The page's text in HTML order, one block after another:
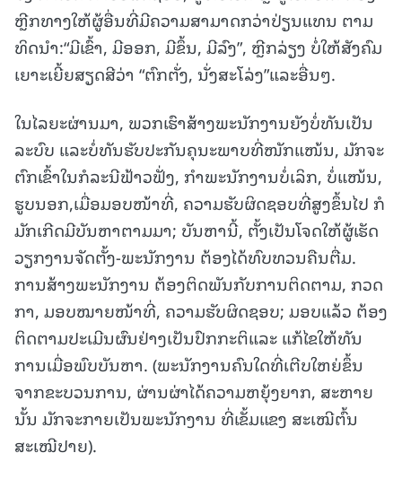
ຫຼີກທາງໃຫ້ຜູ້ອື່ນທີ່ມີຄວາມສາມາດກວ່າປ່ຽນແທນ ຕາມ
ທິດນໍາ:“ມີເຂົ້າ, ມີອອກ, ມີຂຶ້ນ, ມີລົງ”, ຫຼີກລ່ຽງ ບໍ່ໃຫ້ສັງຄົມ
ເຍາະເຍີ້ຍສຽດສີວ່າ “ຕົກຕັ່ງ, ນັ່ງສະໂລ່ງ”ແລະອື່ນໆ.
ໃນໄລຍະຜ່ານມາ, ພວກເຮົາສ້າງພະນັກງານຍັງບໍ່ທັນເປັນ
ລະບົບ ແລະບໍ່ທັນຮັບປະກັນຄຸນະພາບທີ່ໜັກແໜ້ນ, ມັກຈະ
ຕົກເຂົ້າໃນກໍລະນີຟ້າວຟັ່ງ, ກໍາພະນັກງານບໍ່ເລິກ, ບໍ່ແໜ້ນ,
ຮູບນອກ,ເມື່ອມອບໜ້າທີ່, ຄວາມຮັບຜິດຊອບທີ່ສູງຂຶ້ນໄປ ກໍ
ມັກເກີດມີບັນຫາຕາມມາ; ບັນຫານີ້, ຕັ້ງເປັນໂຈດໃຫ້ຜູ້ເຮັດ
ວຽກງານຈັດຕັ້ງ-ພະນັກງານ ຕ້ອງໄດ້ທົບທວນຄືນຕື່ມ.
ການສ້າງພະນັກງານ ຕ້ອງຕິດພັນກັບການຕິດຕາມ, ກວດ
ກາ, ມອບໝາຍໜ້າທີ່, ຄວາມຮັບຜິດຊອບ; ມອບແລ້ວ ຕ້ອງ
ຕິດຕາມປະເມີນຜົນຢ່າງເປັນປົກກະຕິແລະ ແກ້ໄຂໃຫ້ທັນ
ການເມື່ອພົບບັນຫາ. (ພະນັກງານຄົນໃດທີ່ເຕີບໃຫຍ່ຂຶ້ນ
ຈາກຂະບວນການ, ຜ່ານຜ່າໄດ້ຄວາມຫຍຸ້ງຍາກ, ສະຫາຍ
ນັ້ນ ມັກຈະກາຍເປັນພະນັກງານ ທີ່ເຂັ້ມແຂງ ສະເໝີຕົ້ນ
ສະເໝີປາຍ).